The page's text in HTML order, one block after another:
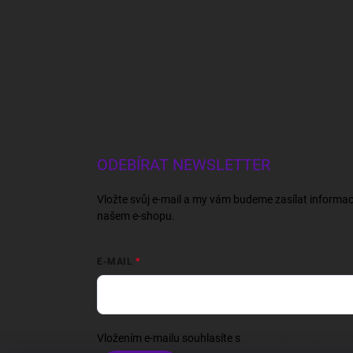
ODEBÍRAT NEWSLETTER
Vložte svůj e-mail a my vám budeme zasílat
našem e-shopu.
E-MAIL
Vložením e-mailu souhlasíte s